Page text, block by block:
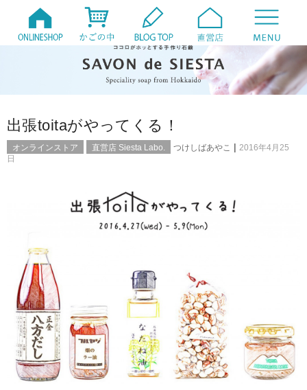
出張toitaがやってくる！
オンラインストア 直営店 Siesta Labo. つけしばあやこ | 2016年4月25
日